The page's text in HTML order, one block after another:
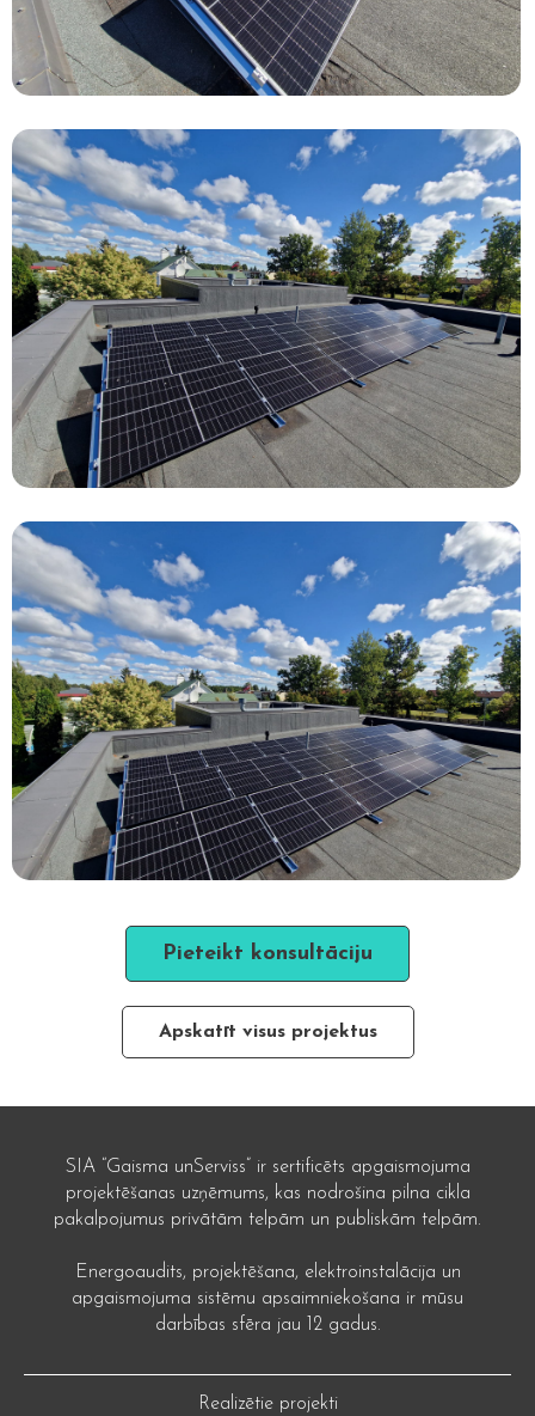
Pieteikt konsultāciju
Apskatīt visus projektus
SIA “Gaisma unServiss” ir sertificēts apgaismojuma
projektēšanas uzņēmums, kas nodrošina pilna cikla
pakalpojumus privātām telpām un publiskām telpām.
Energoaudits, projektēšana, elektroinstalācija un
apgaismojuma sistēmu apsaimniekošana ir mūsu
darbības sfēra jau 12 gadus.
Realizētie projekti